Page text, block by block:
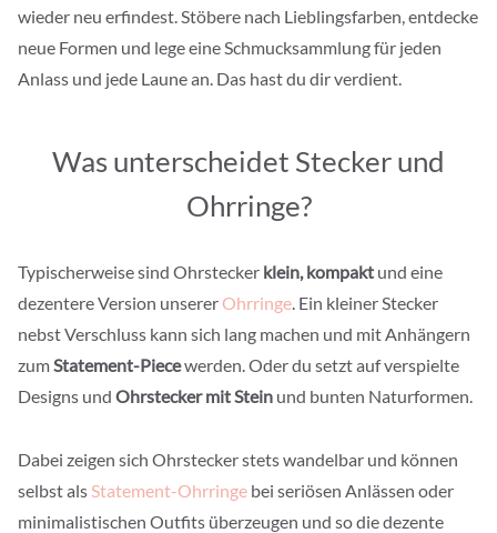
wieder neu erfindest. Stöbere nach Lieblingsfarben, entdecke
neue Formen und lege eine Schmucksammlung für jeden
Anlass und jede Laune an. Das hast du dir verdient.
Was unterscheidet Stecker und
Ohrringe?
Typischerweise sind Ohrstecker klein, kompakt und eine
dezentere Version unserer Ohrringe. Ein kleiner Stecker
nebst Verschluss kann sich lang machen und mit Anhängern
zumStatement-Piecewerden. Oder du setzt auf verspielte
Designs und Ohrstecker mit Stein und bunten Naturformen.
Dabei zeigen sich Ohrstecker stets wandelbar und können
selbst alsStatement-Ohrringe bei seriösen Anlässen oder
minimalistischen Outfits überzeugen und so die dezente